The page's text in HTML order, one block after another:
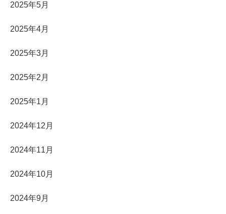
2025年5月
2025年4月
2025年3月
2025年2月
2025年1月
2024年12月
2024年11月
2024年10月
2024年9月